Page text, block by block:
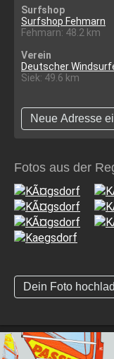
Surfshop
Surfshop Fehmarn
Fehmarn: 48.2 km
Verein
Deutscher
Siek: 49.6 km
Neue Adresse
Fotos aus der
Dein Foto